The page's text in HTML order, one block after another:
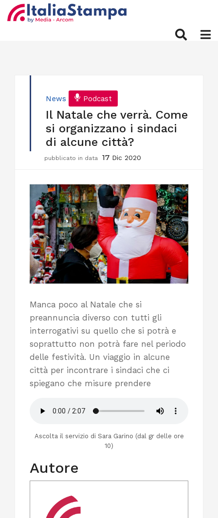
News Podcast
Il Natale che verrà. Come
si organizzano i sindaci
di alcune città?
pubblicato in data 17 Dic 2020
Manca poco al Natale che si
preannuncia diverso con tutti gli
interrogativi su quello che si potrà e
soprattutto non potrà fare nel periodo
delle festività. Un viaggio in alcune
città per incontrare i sindaci che ci
spiegano che misure prendere
Ascolta il servizio di Sara Garino (dal gr delle ore
10)
Autore